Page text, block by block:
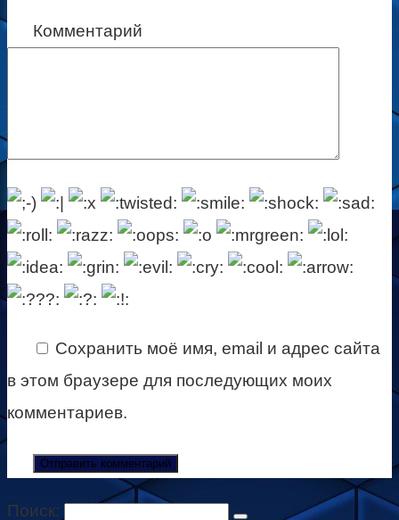
Комментарий
Сохранить моё имя, email и адрес сайта
в этом браузере для последующих моих
комментариев.
Поиск: